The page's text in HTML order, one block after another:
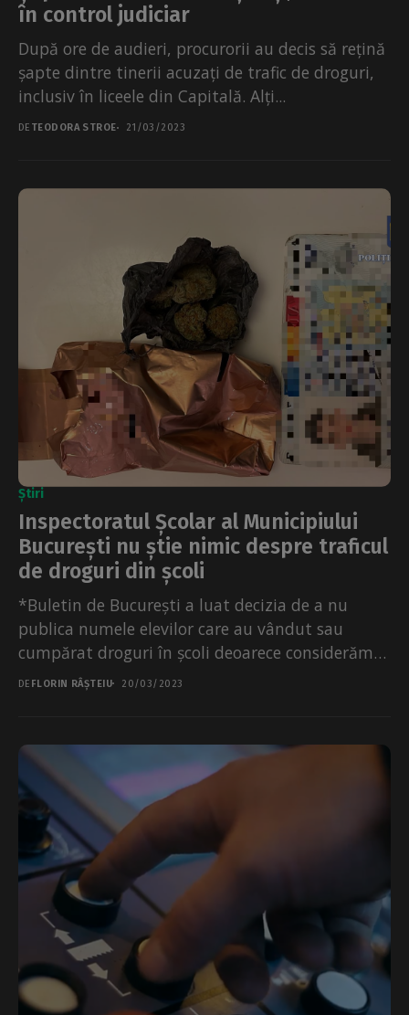
în control judiciar
După ore de audieri, procurorii au decis să rețină
șapte dintre tinerii acuzați de trafic de droguri,
inclusiv în liceele din Capitală. Alți...
DE TEODORA STROE 21/03/2023
Știri
Inspectoratul Școlar al Municipiului
București nu știe nimic despre traficul
de droguri din școli
*Buletin de București a luat decizia de a nu
publica numele elevilor care au vândut sau
cumpărat droguri în școli deoarece considerăm
că...
DE FLORIN RÂȘTEIU 20/03/2023